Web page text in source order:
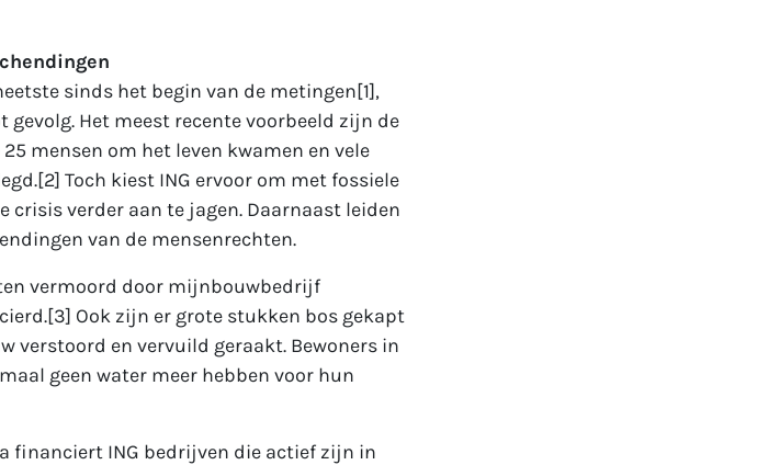
sinds het begin van de metingen[1],
Het meest recente voorbeeld zijn de
mensen om het leven kwamen en vele
Toch kiest ING ervoor om met fossiele
verder aan te jagen. Daarnaast leiden
van de mensenrechten.
vermoord door mijnbouwbedrijf
Ook zijn er grote stukken bos gekapt
verstoord en vervuild geraakt. Bewoners in
geen water meer hebben voor hun
financiert ING bedrijven die actief zijn in